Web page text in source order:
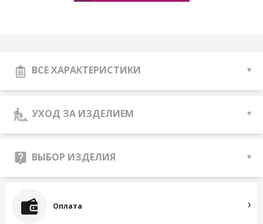
ВСЕ ХАРАКТЕРИСТИКИ
УХОД ЗА ИЗДЕЛИЕМ
ВЫБОР ИЗДЕЛИЯ
Оплата